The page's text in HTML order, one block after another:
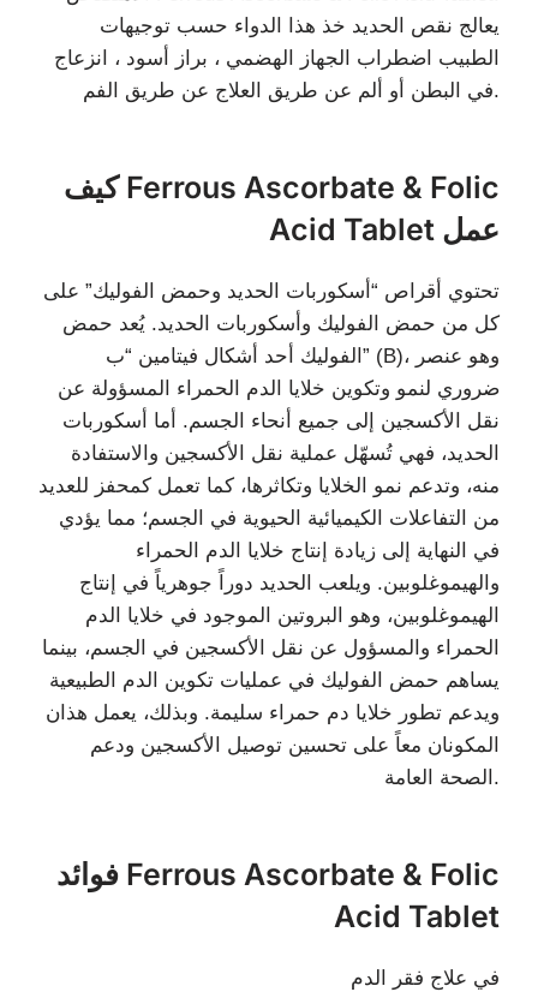
يعالج نقص الحديد خذ هذا الدواء حسب توجيهات
الطبيب اضطراب الجهاز الهضمي ، براز أسود ، انزعاج
في البطن أو ألم عن طريق العلاج عن طريق الفم.
كيف Ferrous Ascorbate & Folic
Acid Tablet عمل
تحتوي أقراص “أسكوربات الحديد وحمض الفوليك” على
كل من حمض الفوليك وأسكوربات الحديد. يُعد حمض
الفوليك أحد أشكال فيتامين “ب” (B)، وهو عنصر
ضروري لنمو وتكوين خلايا الدم الحمراء المسؤولة عن
نقل الأكسجين إلى جميع أنحاء الجسم. أما أسكوربات
الحديد، فهي تُسهّل عملية نقل الأكسجين والاستفادة
منه، وتدعم نمو الخلايا وتكاثرها، كما تعمل كمحفز للعديد
من التفاعلات الكيميائية الحيوية في الجسم؛ مما يؤدي
في النهاية إلى زيادة إنتاج خلايا الدم الحمراء
والهيموغلوبين. ويلعب الحديد دوراً جوهرياً في إنتاج
الهيموغلوبين، وهو البروتين الموجود في خلايا الدم
الحمراء والمسؤول عن نقل الأكسجين في الجسم، بينما
يساهم حمض الفوليك في عمليات تكوين الدم الطبيعية
ويدعم تطور خلايا دم حمراء سليمة. وبذلك، يعمل هذان
المكونان معاً على تحسين توصيل الأكسجين ودعم
الصحة العامة.
فوائد Ferrous Ascorbate & Folic
Acid Tablet
في علاج فقر الدم